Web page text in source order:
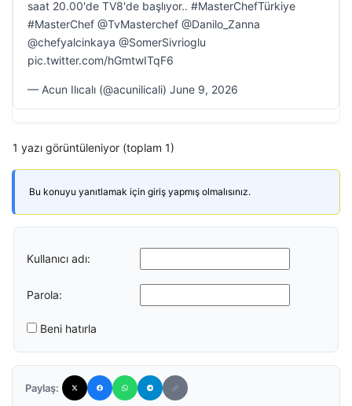
saat 20.00'de TV8'de başlıyor.. #MasterChefTürkiye
#MasterChef @TvMasterchef @Danilo_Zanna
@chefyalcinkaya @SomerSivrioglu
pic.twitter.com/hGmtwITqF6
— Acun Ilıcalı (@acunilicali) June 9, 2026
1 yazı görüntüleniyor (toplam 1)
Bu konuyu yanıtlamak için giriş yapmış olmalısınız.
Kullanıcı adı:
Parola:
Beni hatırla
Paylaş: